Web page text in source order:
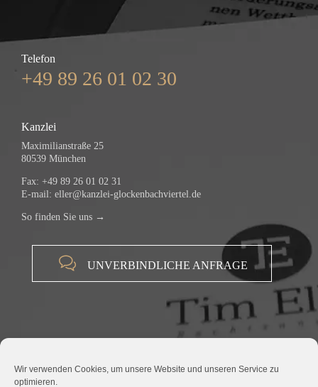
Wir verwenden Cookies, um unsere Website und unseren Service zu
optimieren.
Telefon
+49 89 26 01 02 30
Kanzlei
Maximilianstraße 25
80539 München
Fax: +49 89 26 01 02 31
E-mail: eller@kanzlei-glockenbachviertel.de
So finden Sie uns →
 UNVERBINDLICHE ANFRAGE